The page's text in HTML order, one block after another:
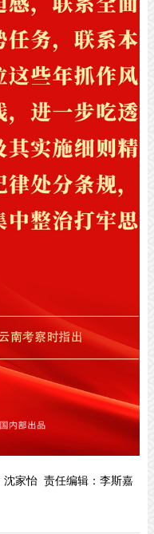
沈家怡 责任编辑： 李斯嘉